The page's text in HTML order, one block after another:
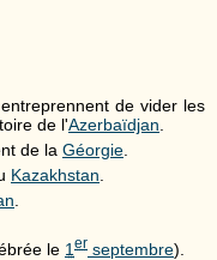
de vider les
de l'Azerbaïdjan
de la Géorgie
Kazakhstan
le 1 er septembre).